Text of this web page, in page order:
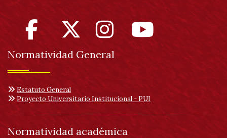
Normatividad General
Estatuto General
Proyecto Universitario Institucional - PUI
Normatividad académica